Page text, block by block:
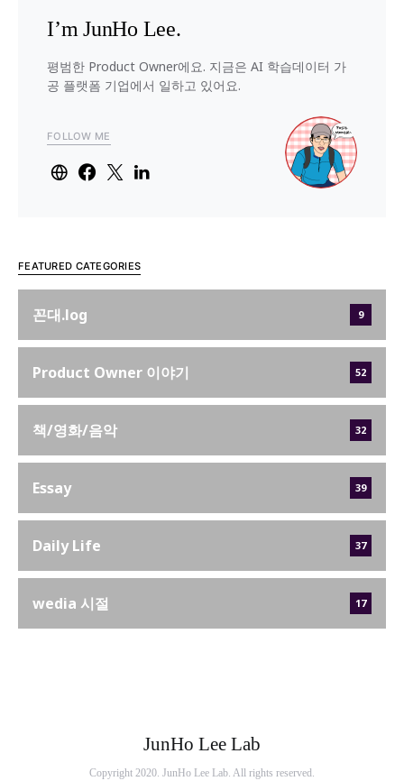
I’m JunHo Lee.
평범한 Product Owner에요. 지금은 AI 학습데이터 가
공 플랫폼 기업에서 일하고 있어요.
FOLLOW ME
FEATURED CATEGORIES
꼰대.log 9
Product Owner 이야기 52
책/영화/음악 32
Essay 39
Daily Life 37
wedia 시절 17
JunHo Lee Lab
Copyright 2020. JunHo Lee Lab. All rights reserved.